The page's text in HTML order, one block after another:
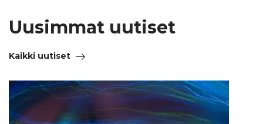
Uusimmat uutiset
Kaikki uutiset